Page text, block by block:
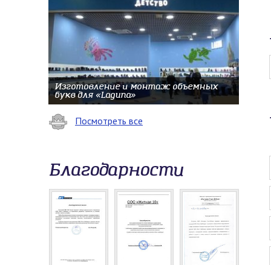
Изготовление и монтаж объемных
букв для «Laguna»
Посмотреть все
Благодарности